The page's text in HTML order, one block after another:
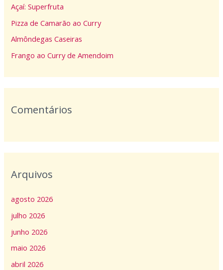
a
r
p
o
Açaí: Superfruta
Pizza de Camarão ao Curry
Almôndegas Caseiras
Frango ao Curry de Amendoim
Comentários
Arquivos
agosto 2026
julho 2026
junho 2026
maio 2026
abril 2026